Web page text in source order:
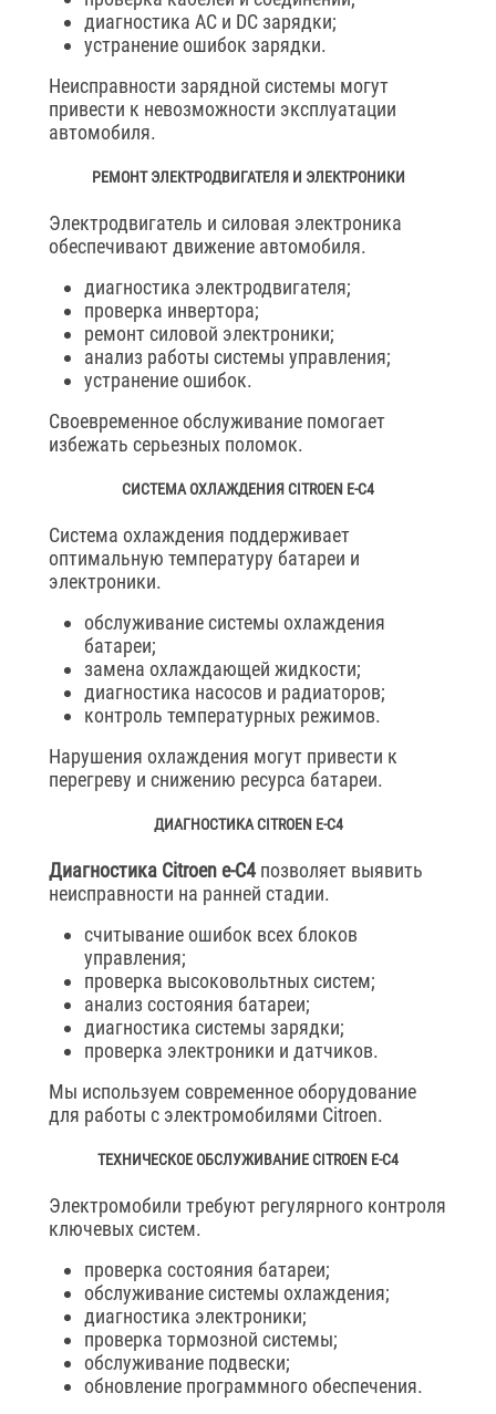
диагностика AC и DC зарядки;
устранение ошибок зарядки.
Неисправности зарядной системы могут
привести к невозможности эксплуатации
автомобиля.
РЕМОНТ ЭЛЕКТРОДВИГАТЕЛЯ И ЭЛЕКТРОНИКИ
Электродвигатель и силовая электроника
обеспечивают движение автомобиля.
диагностика электродвигателя;
проверка инвертора;
ремонт силовой электроники;
анализ работы системы управления;
устранение ошибок.
Своевременное обслуживание помогает
избежать серьезных поломок.
СИСТЕМА ОХЛАЖДЕНИЯ CITROEN E-C4
Система охлаждения поддерживает
оптимальную температуру батареи и
электроники.
обслуживание системы охлаждения
батареи;
замена охлаждающей жидкости;
диагностика насосов и радиаторов;
контроль температурных режимов.
Нарушения охлаждения могут привести к
перегреву и снижению ресурса батареи.
ДИАГНОСТИКА CITROEN E-C4
Диагностика Citroen e-C4 позволяет выявить
неисправности на ранней стадии.
считывание ошибок всех блоков
управления;
проверка высоковольтных систем;
анализ состояния батареи;
диагностика системы зарядки;
проверка электроники и датчиков.
Мы используем современное оборудование
для работы с электромобилями Citroen.
ТЕХНИЧЕСКОЕ ОБСЛУЖИВАНИЕ CITROEN E-C4
Электромобили требуют регулярного контроля
ключевых систем.
проверка состояния батареи;
обслуживание системы охлаждения;
диагностика электроники;
проверка тормозной системы;
обслуживание подвески;
обновление программного обеспечения.